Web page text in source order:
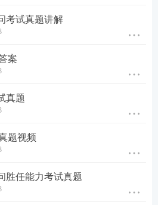
抢先赢>>
考试真题讲解
案
真题
题视频
胜任能力考试真题